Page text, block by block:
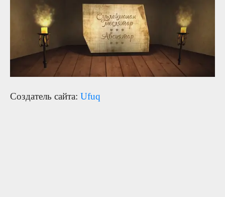
Создатель сайта: Ufuq